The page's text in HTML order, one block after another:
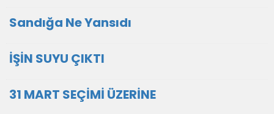
Sandığa Ne Yansıdı
İŞİN SUYU ÇIKTI
31 MART SEÇİMİ ÜZERİNE